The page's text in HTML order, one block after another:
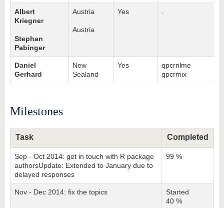
Albert
Kriegner
Stephan
Pabinger
Austria
Austria
Yes
Daniel
Gerhard
New
Sealand
Yes
qpcrnlme
qpcrmix
Milestones
Task Completed
Sep - Oct 2014: get in touch with R package
authorsUpdate: Extended to January due to
delayed responses
99 %
Nov - Dec 2014: fix the topics
Started
40 %